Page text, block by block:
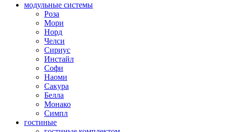
модульные системы
Роза
Мори
Норд
Челси
Сириус
Инстайл
Софи
Наоми
Сакура
Белла
Монако
Симпл
гостиные